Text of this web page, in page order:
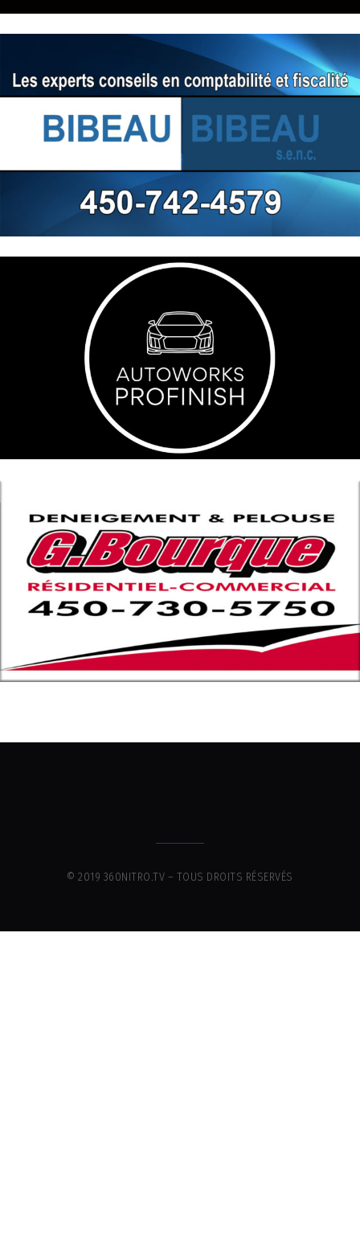
© 2019 360NITRO.TV – TOUS DROITS RÉSERVÉS